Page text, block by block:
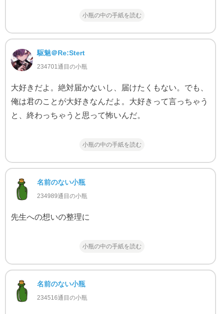
小瓶の中の手紙を読む
駆魅＠Re:Stert
234701通目の小瓶
大好きだよ。絶対届かないし、届けたくもない。でも、
俺は君のことが大好きなんだよ。大好きって言っちゃう
と、終わっちゃうと思って怖いんだ。
小瓶の中の手紙を読む
名前のない小瓶
234989通目の小瓶
先生への想いの整理に
小瓶の中の手紙を読む
名前のない小瓶
234516通目の小瓶